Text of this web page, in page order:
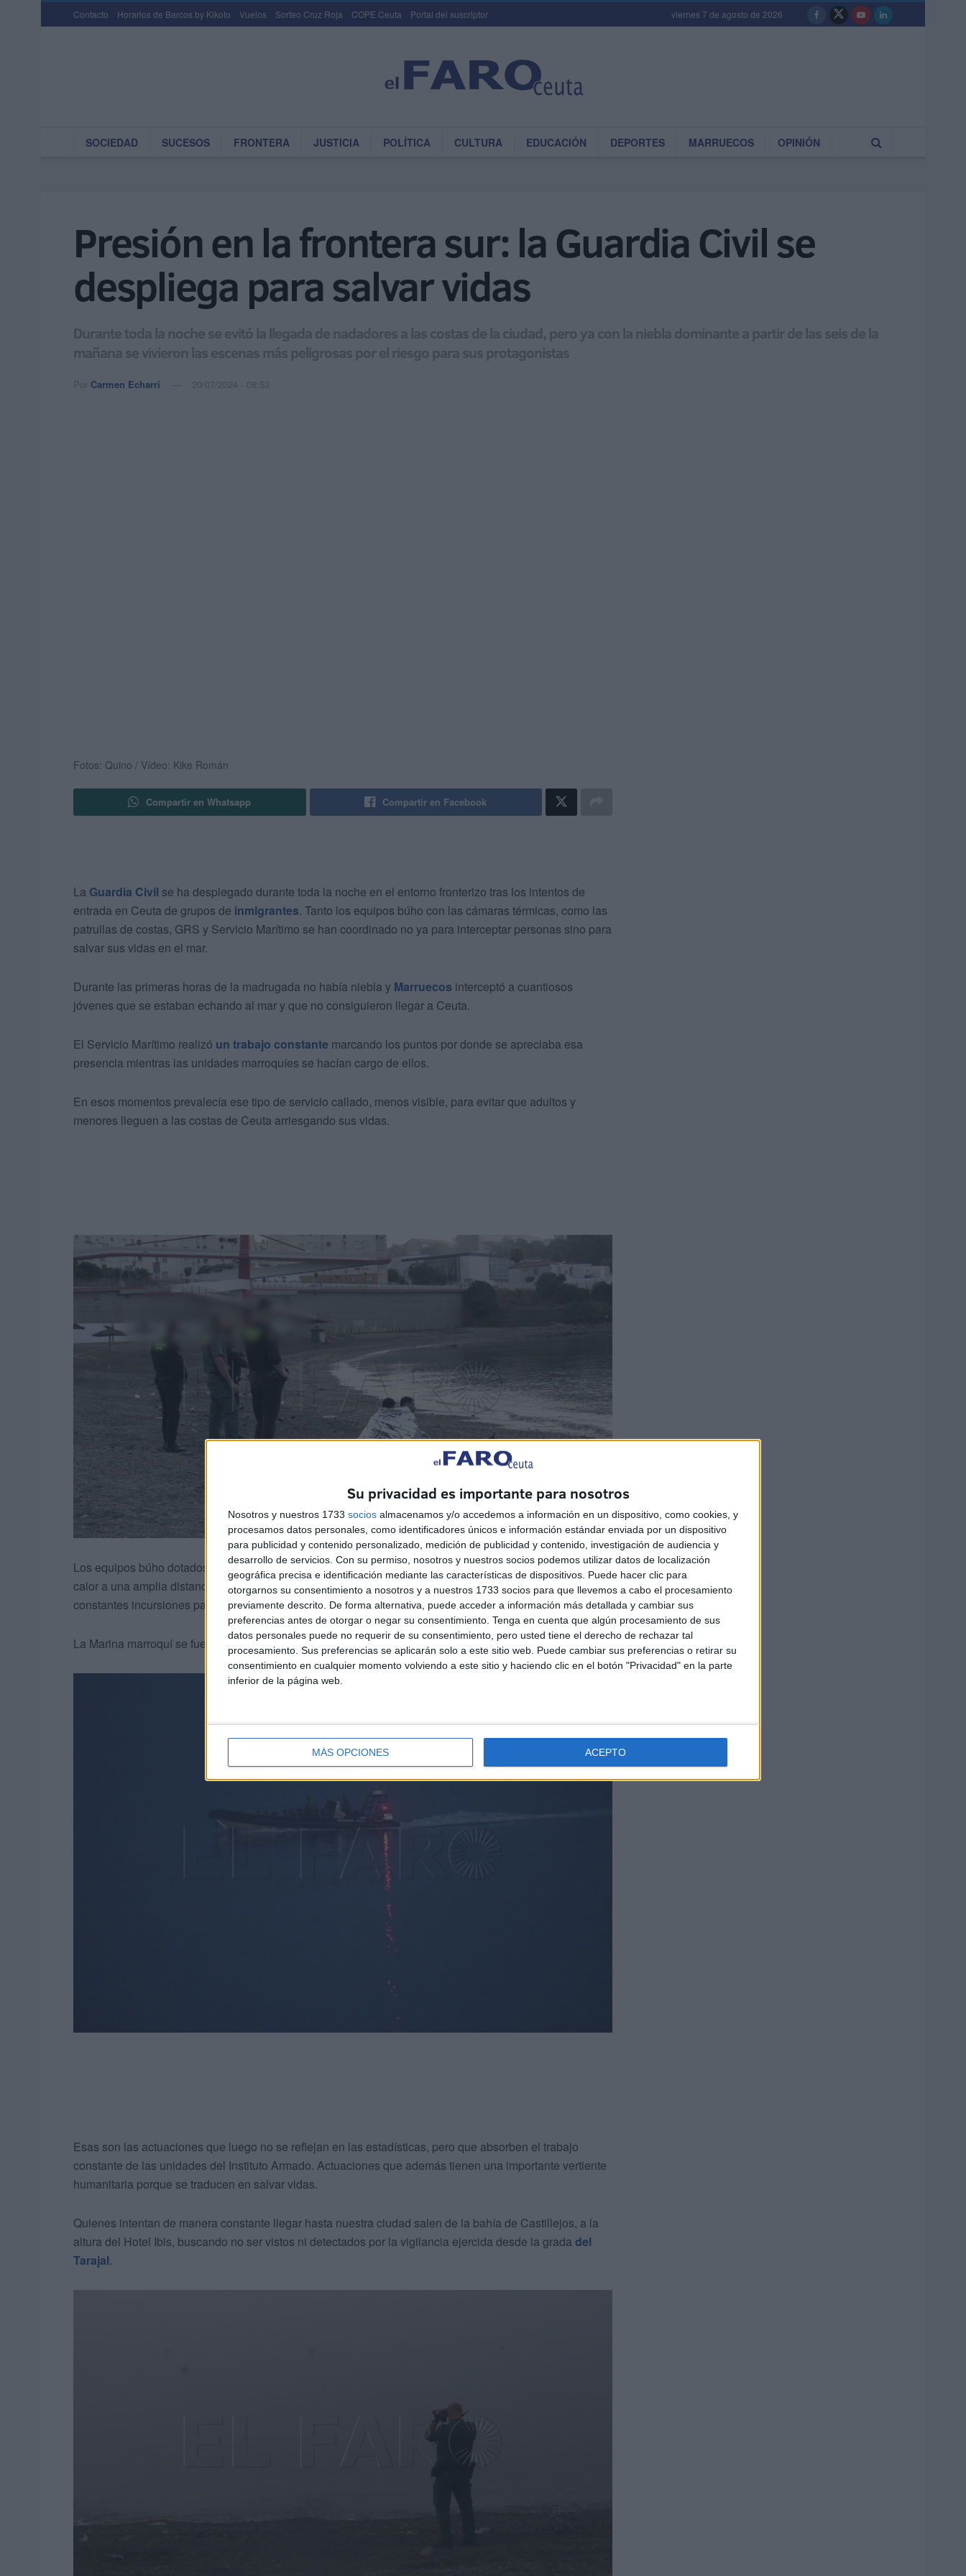
Su privacidad es importante para nosotros
Nosotros y nuestros 1733 socios almacenamos y/o accedemos a información en un dispositivo, como cookies, y
procesamos datos personales, como identificadores únicos e información estándar enviada por un dispositivo
para publicidad y contenido personalizado, medición de publicidad y contenido, investigación de audiencia y
desarrollo de servicios. Con su permiso, nosotros y nuestros socios podemos utilizar datos de localización
geográfica precisa e identificación mediante las características de dispositivos. Puede hacer clic para
otorgarnos su consentimiento a nosotros y a nuestros 1733 socios para que llevemos a cabo el procesamiento
previamente descrito. De forma alternativa, puede acceder a información más detallada y cambiar sus
preferencias antes de otorgar o negar su consentimiento. Tenga en cuenta que algún procesamiento de sus
datos personales puede no requerir de su consentimiento, pero usted tiene el derecho de rechazar tal
procesamiento. Sus preferencias se aplicarán solo a este sitio web. Puede cambiar sus preferencias o retirar su
consentimiento en cualquier momento volviendo a este sitio y haciendo clic en el botón "Privacidad" en la parte
inferior de la página web.
MÁS OPCIONES ACEPTO
Contacto Horarios de Barcos by Kikoto Vuelos Sorteo Cruz Roja COPE Ceuta Portal del suscriptor viernes 7 de agosto de 2026
SOCIEDAD SUCESOS FRONTERA JUSTICIA POLÍTICA CULTURA EDUCACIÓN DEPORTES MARRUECOS OPINIÓN
Presión en la frontera sur: la Guardia Civil se
despliega para salvar vidas
Durante toda la noche se evitó la llegada de nadadores a las costas de la ciudad, pero ya con la niebla dominante a partir de las seis de la
mañana se vivieron las escenas más peligrosas por el riesgo para sus protagonistas
Por Carmen Echarri 20/07/2024 - 08:53
Fotos: Quino / Vídeo: Kike Román
Compartir en Whatsapp Compartir en Facebook
La Guardia Civil se ha desplegado durante toda la noche en el entorno fronterizo tras los intentos de
entrada en Ceuta de grupos de inmigrantes. Tanto los equipos búho con las cámaras térmicas, como las
patrullas de costas, GRS y Servicio Marítimo se han coordinado no ya para interceptar personas sino para
salvar sus vidas en el mar.
Durante las primeras horas de la madrugada no había niebla y Marruecos interceptó a cuantiosos
jóvenes que se estaban echando al mar y que no consiguieron llegar a Ceuta.
El Servicio Marítimo realizó un trabajo constante marcando los puntos por donde se apreciaba esa
presencia mientras las unidades marroquíes se hacían cargo de ellos.
En esos momentos prevalecía ese tipo de servicio callado, menos visible, para evitar que adultos y
menores lleguen a las costas de Ceuta arriesgando sus vidas.
Los equipos búho dotados con cámaras específicas de visión nocturna y medios que detectan puntos de
calor a una amplia distancia aportan una información clave mientras que el Servicio Marítimo hace
constantes incursiones para evitar llegadas.
La Marina marroquí se fue haciendo cargo de cuantos se arrojaban al mar.
Esas son las actuaciones que luego no se reflejan en las estadísticas, pero que absorben el trabajo
constante de las unidades del Instituto Armado. Actuaciones que además tienen una importante vertiente
humanitaria porque se traducen en salvar vidas.
Quienes intentan de manera constante llegar hasta nuestra ciudad salen de la bahía de Castillejos, a la
altura del Hotel Ibis, buscando no ser vistos ni detectados por la vigilancia ejercida desde la grada del
Tarajal.